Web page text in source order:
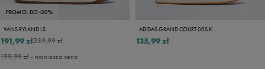
PROMO: DO -30%
VANS RYLAND LS
239,99 zł
191,99 zł
199,99 zł- najniższa cena
ADIDAS GRAND COURT 00S K
135,99 zł